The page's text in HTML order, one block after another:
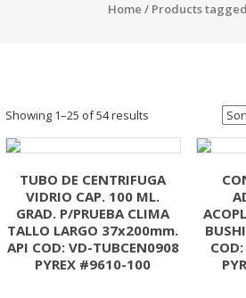
Home / Products
Showing 1–25 of 54 results
TUBO DE CENTRIFUGA
VIDRIO CAP. 100 ML.
GRAD. P/PRUEBA CLIMA
TALLO LARGO 37x200mm.
API COD: VD-TUBCEN0908
PYREX #9610-100